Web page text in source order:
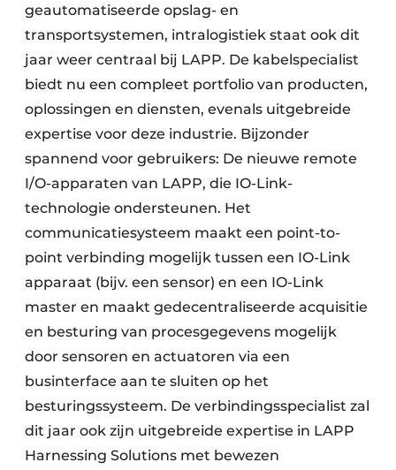
geautomatiseerde opslag- en
transportsystemen, intralogistiek staat ook dit
jaar weer centraal bij LAPP. De kabelspecialist
biedt nu een compleet portfolio van producten,
oplossingen en diensten, evenals uitgebreide
expertise voor deze industrie. Bijzonder
spannend voor gebruikers: De nieuwe remote
I/O-apparaten van LAPP, die IO-Link-
technologie ondersteunen. Het
communicatiesysteem maakt een point-to-
point verbinding mogelijk tussen een IO-Link
apparaat (bijv. een sensor) en een IO-Link
master en maakt gedecentraliseerde acquisitie
en besturing van procesgegevens mogelijk
door sensoren en actuatoren via een
businterface aan te sluiten op het
besturingssysteem. De verbindingsspecialist zal
dit jaar ook zijn uitgebreide expertise in LAPP
Harnessing Solutions met bewezen